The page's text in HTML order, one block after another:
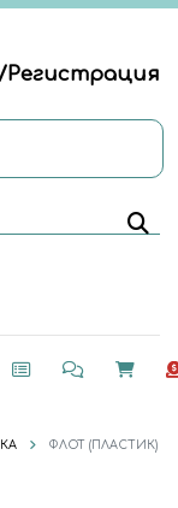
Регистрация
ФЛОТ (ПЛАСТИК)